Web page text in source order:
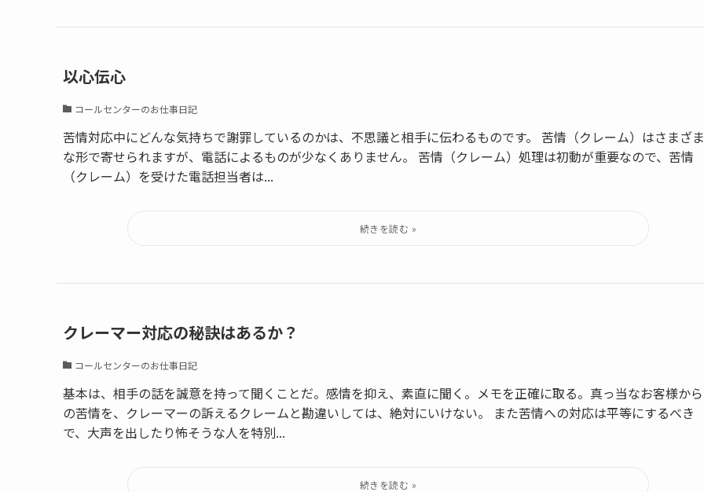
以心伝心
コールセンターのお仕事日記
苦情対応中にどんな気持ちで謝罪しているのかは、不思議と相手に伝わるものです。 苦情（クレーム）はさまざま
な形で寄せられますが、電話によるものが少なくありません。 苦情（クレーム）処理は初動が重要なので、苦情
（クレーム）を受けた電話担当者は...
クレーマー対応の秘訣はあるか？
コールセンターのお仕事日記
基本は、相手の話を誠意を持って聞くことだ。感情を抑え、素直に聞く。メモを正確に取る。真っ当なお客様から
の苦情を、クレーマーの訴えるクレームと勘違いしては、絶対にいけない。 また苦情への対応は平等にするべき
で、大声を出したり怖そうな人を特別...